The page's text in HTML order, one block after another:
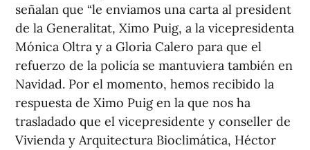
señalan que “le enviamos una carta al president
de la Generalitat, Ximo Puig, a la vicepresidenta
Mónica Oltra y a Gloria Calero para que el
refuerzo de la policía se mantuviera también en
Navidad. Por el momento, hemos recibido la
respuesta de Ximo Puig en la que nos ha
trasladado que el vicepresidente y conseller de
Vivienda y Arquitectura Bioclimática, Héctor